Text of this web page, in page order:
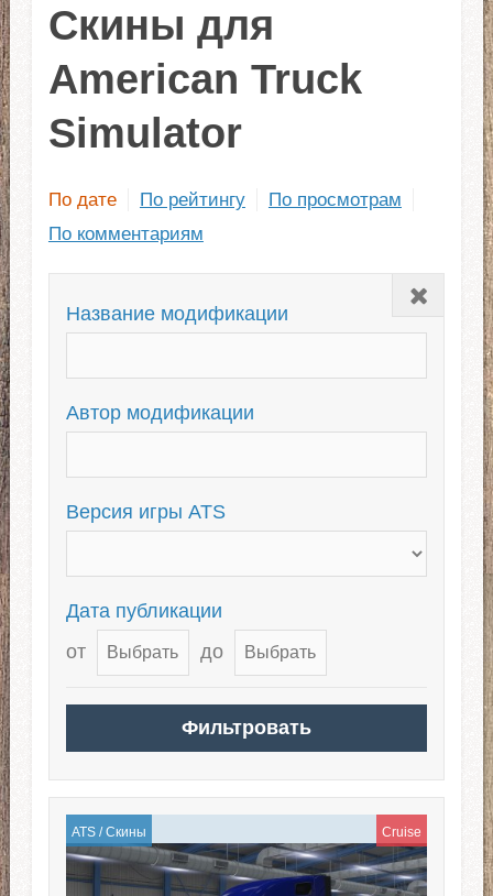
Скины для
American Truck
Simulator
По дате По рейтингу
По просмотрам
По комментариям
Закрыть
Название модификации
Автор модификации
Версия игры ATS
Дата публикации
от
до
ATS/Скины Cruise